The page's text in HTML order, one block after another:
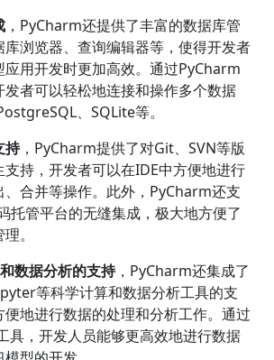
，PyCharm还提供了丰富的数据库管
浏览器、查询编辑器等，使得开发者
应用开发时更加高效。通过PyCharm
发者可以轻松地连接和操作多个数据
、SQLite等。
持，PyCharm提供了对Git、SVN等版
持，开发者可以在IDE中方便地进行
、合并等操作。此外，PyCharm还支
托管平台的无缝集成，极大地方便了
。
数据分析的支持，PyCharm还集成了
等科学计算和数据分析工具的支
地进行数据的处理和分析工作。通过
具，开发人员能够更高效地进行数据